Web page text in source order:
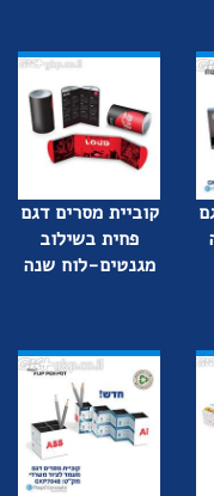
קוביית מסרים דגם
פחית בשילוב
מגנטים-לוח שנה